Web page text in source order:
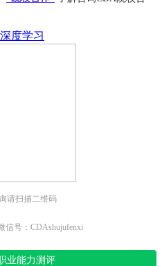
深度学习
请扫描二维码
信号：CDAshujufenxi
业能力测评